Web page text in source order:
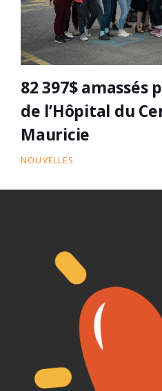
82 397$ amassés
de l’Hôpital du
Mauricie
NOUVELLES